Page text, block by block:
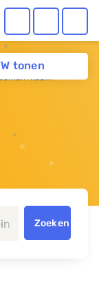
tonen
naam
Zoeken